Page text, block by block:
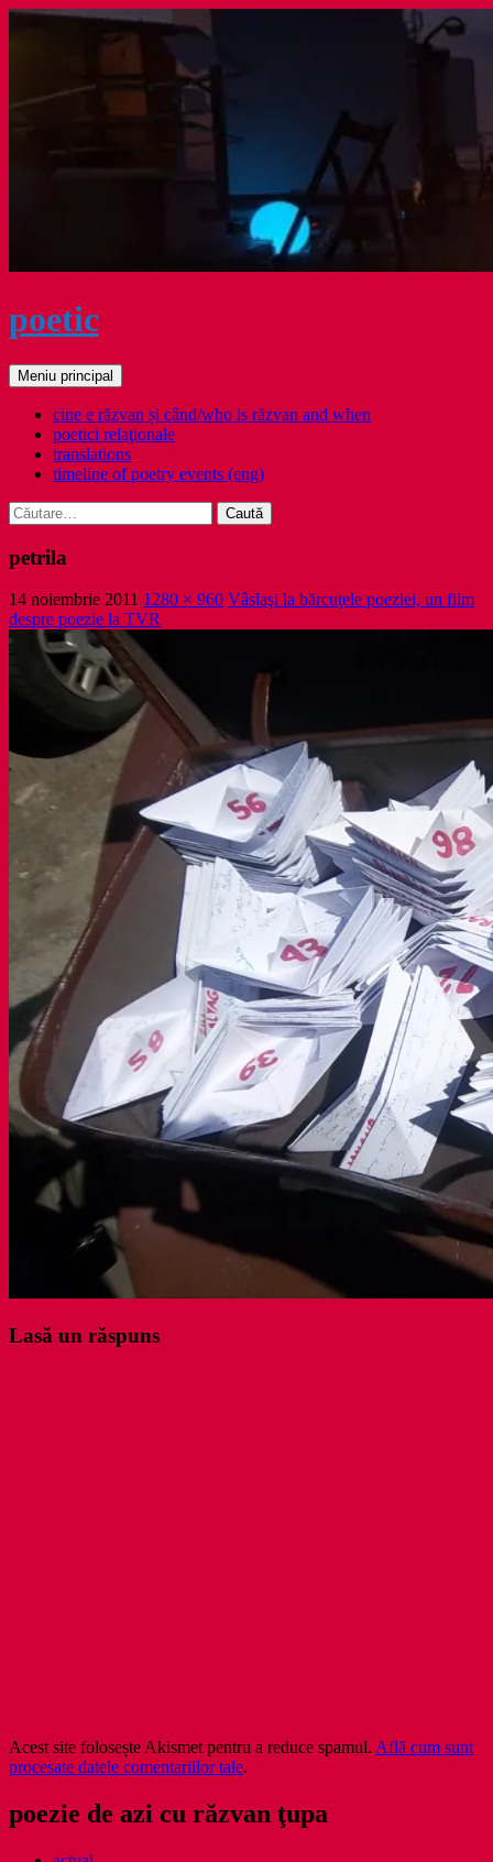
Sari
poetic
Caută
Meniu principal
cine e răzvan și când/who is răzvan and when
poetici relaţionale
translations
timeline of poetry events (eng)
Caută
după:
petrila
14 noiembrie 2011 1280 × 960 Vâslaşi la bărcuţele poeziei, un film
despre poezie la TVR
Lasă un răspuns
Acest site folosește Akismet pentru a reduce spamul. Află cum sunt
procesate datele comentariilor tale.
poezie de azi cu răzvan ţupa